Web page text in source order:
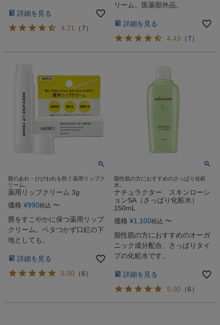
詳細を見る
4.71
（7）
リーム。医薬部外品。
詳細を見る
4.43 （7）
唇のあれ・ひびわれを防ぐ薬用リップク
リーム。
薬用リップクリーム 3g
価格 ¥990税込 〜
唇をすこやかに保つ薬用リップ
クリーム。ベタつかず口紅の下
地としても。
詳細を見る
5.00 （6）
脂性肌の方におすすめのさっぱり化粧
水。
ナチュラクター スキンローシ
ョンSA（さっぱり化粧水）
150mL
価格 ¥1,100税込 〜
脂性肌の方におすすめのオーガ
ニック成分配合、さっぱりタイ
プの化粧水です。
詳細を見る
5.00 （6）